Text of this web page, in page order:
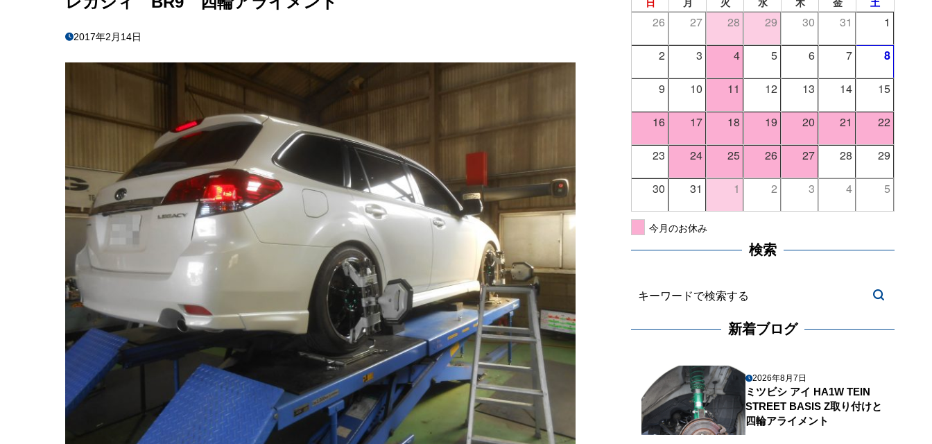
2017年2月14日
26 27 28 29 30 31 1
2 3 4 5 6 7 8
9 10 11 12 13 14 15
16 17 18 19 20 21 22
23 24 25 26 27 28 29
30 31 1 2 3 4 5
今月のお休み
検索
新着ブログ
2026年8月7日
ミツビシ アイ HA1W TEIN
STREET BASIS Z取り付けと
四輪アライメント